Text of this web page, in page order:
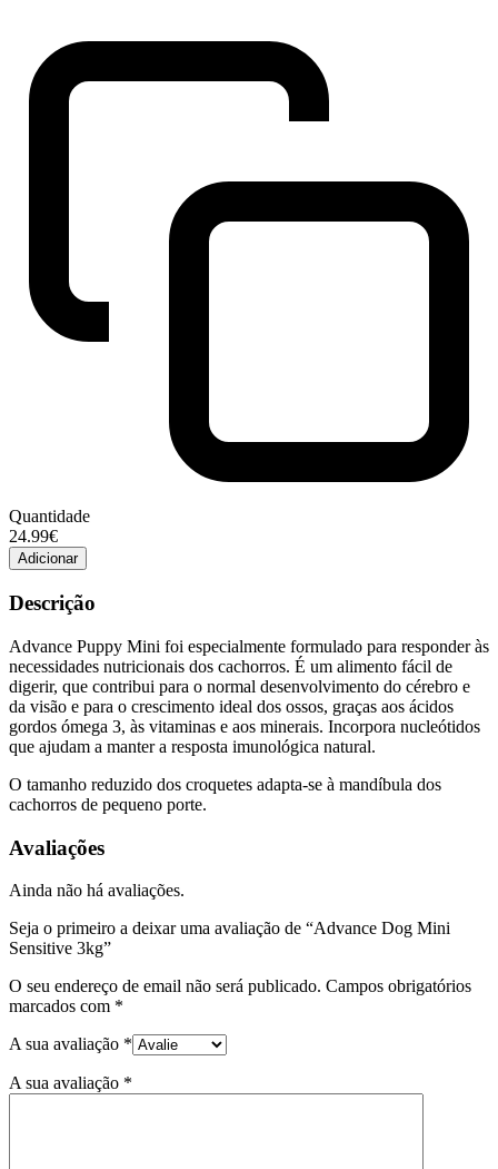
Quantidade
Quantidade
de
Advance
Dog
Mini
Sensitive
3kg
24.99€
Adicionar
Descrição
Advance Puppy Mini foi especialmente formulado para responder às
necessidades nutricionais dos cachorros. É um alimento fácil de
digerir, que contribui para o normal desenvolvimento do cérebro e
da visão e para o crescimento ideal dos ossos, graças aos ácidos
gordos ómega 3, às vitaminas e aos minerais. Incorpora nucleótidos
que ajudam a manter a resposta imunológica natural.
O tamanho reduzido dos croquetes adapta-se à mandíbula dos
cachorros de pequeno porte.
Avaliações
Ainda não há avaliações.
Seja o primeiro a deixar uma avaliação de “Advance Dog Mini
Sensitive 3kg”
O seu endereço de email não será publicado. Campos obrigatórios
marcados com *
A sua avaliação *
A sua avaliação *